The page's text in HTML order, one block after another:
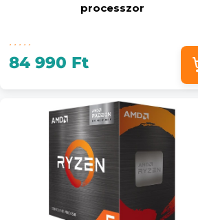
processzor
84 990 Ft